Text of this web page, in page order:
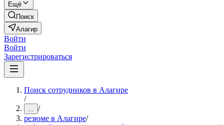
Ещё
Поиск
Алагир
Войти
Войти
Зарегистрироваться
Поиск сотрудников в Алагире
/
... /
резюме в Алагире/